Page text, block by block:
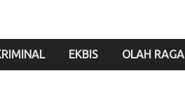
EKBIS OLAH RAGA